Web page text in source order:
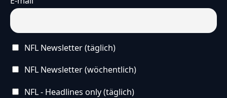
NFL Newsletter (täglich)
NFL Newsletter (wöchentlich)
NFL - Headlines only (täglich)